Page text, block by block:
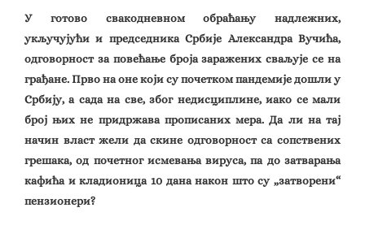
У готово свакодневном обраћању надлежних,
укључујући и председника Србије Александра Вучића,
одговорност за повећање броја заражених сваљује се на
грађане. Прво на оне који су почетком пандемије дошли у
Србију, а сада на све, због недисциплине, иако се мали
број њих не придржава прописаних мера. Да ли на тај
начин власт жели да скине одговорност са сопствених
грешака, од почетног исмевања вируса, па до затварања
кафића и кладионица 10 дана након што су „затворени“
пензионери?